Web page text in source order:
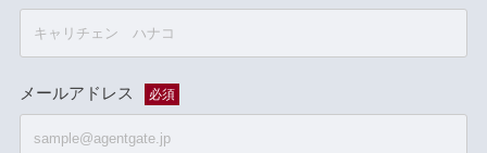
メールアドレス 必須